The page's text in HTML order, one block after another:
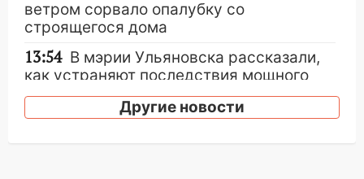
ветром сорвало опалубку со
строящегося дома
13:54 В мэрии Ульяновска рассказали,
как устраняют последствия мощного
шторма
13:49 Стихия продолжает крушить
Другие новости